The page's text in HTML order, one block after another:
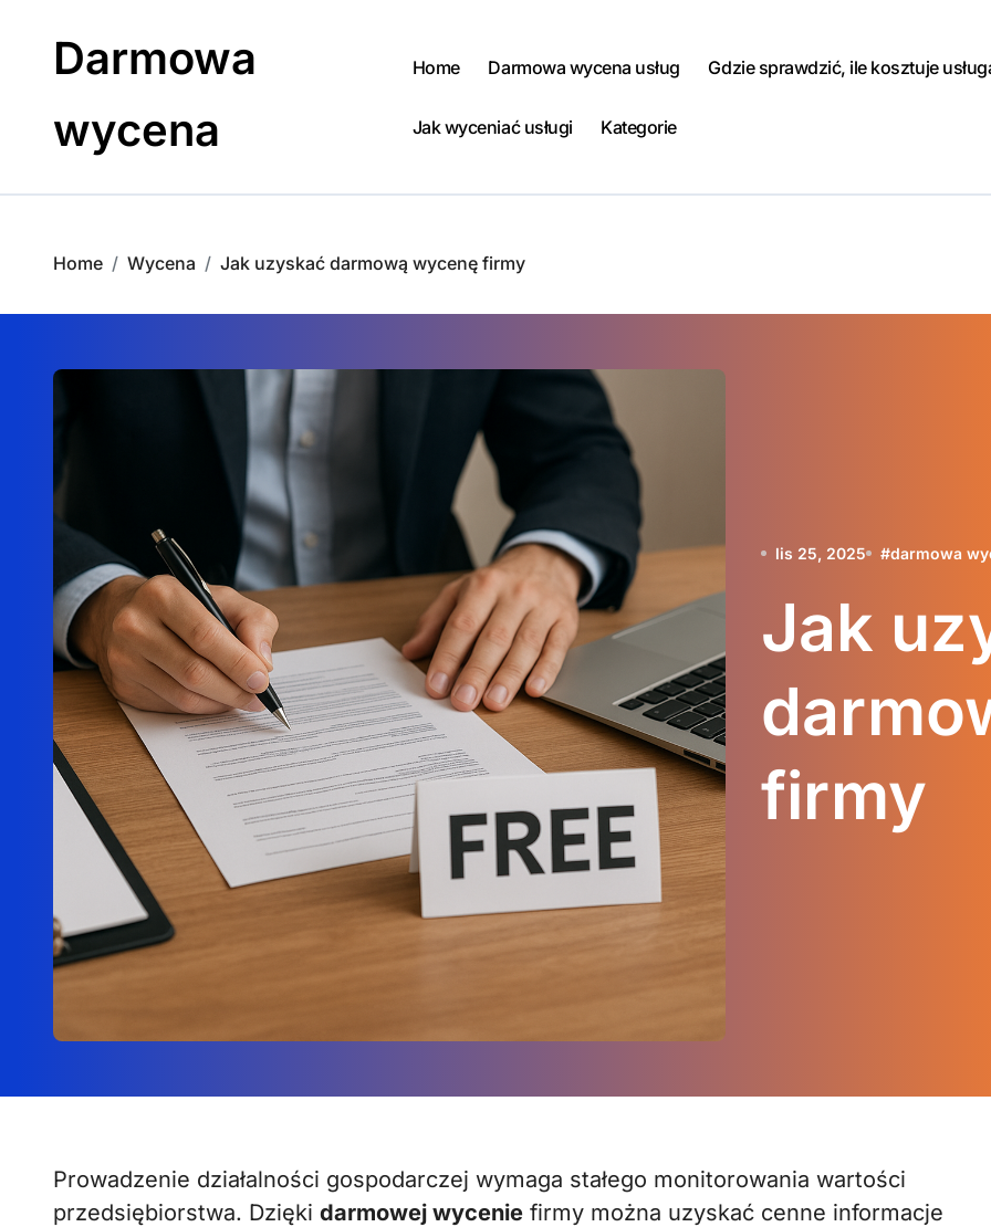
Darmowa
wycena
Home Darmowa wycena usług Gdzie sprawdzić, ile kosztuje
Jak wyceniać usługi Kategorie
Home Wycena Jak uzyskać darmową wycenę firmy
lis 25, 2025 #darmowa
Jak
firmy
Prowadzenie działalności gospodarczej wymaga stałego monitorowania wartości
przedsiębiorstwa. Dzięki darmowej wycenie firmy można uzyskać cenne informacje